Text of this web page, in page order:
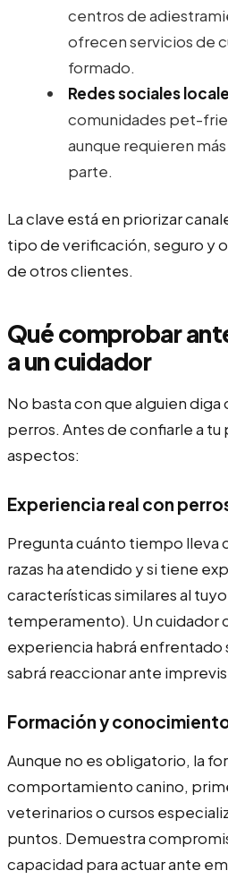
centros de
ofrecen servicios de
formado.
Redes sociales
comunidades pet-
aunque requieren
parte.
La clave está en priorizar
tipo de verificación, seguro y
de otros clientes.
Qué comprobar
a un cuidador
No basta con que alguien diga
perros. Antes de confiarle a
aspectos:
Experiencia real con
Pregunta cuánto tiempo lleva
razas ha atendido y si tiene
características similares al
temperamento). Un cuidador
experiencia habrá enfrentado
sabrá reaccionar ante
Formación y
Aunque no es obligatorio, la
comportamiento canino,
veterinarios o cursos
puntos. Demuestra
capacidad para actuar ante